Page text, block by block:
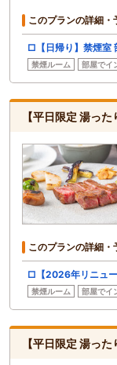
このプランの詳細・
□【日帰り】禁煙室
禁煙ルーム 部屋でイ
【平日限定 湯っ
このプランの詳細・
□【2026年リニュー
禁煙ルーム 部屋でイ
【平日限定 湯っ